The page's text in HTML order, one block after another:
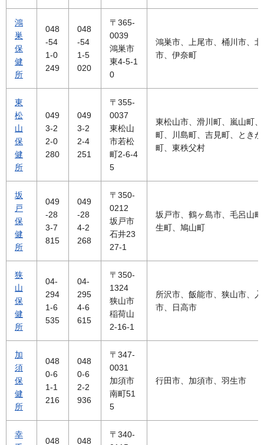
鴻
巣
保
健
所
048
-54
1-0
249
048
-54
1-5
020
〒365-
0039
鴻巣市
東4-5-1
0
鴻巣市、上尾市、桶川市、
市、伊奈町
東
松
山
保
健
所
049
3-2
2-0
280
049
3-2
2-4
251
〒355-
0037
東松山
市若松
町2-6-4
5
東松山市、滑川町、嵐山町
町、川島町、吉見町、とき
町、東秩父村
坂
戸
保
健
所
049
-28
3-7
815
049
-28
4-2
268
〒350-
0212
坂戸市
石井23
27-1
坂戸市、鶴ヶ島市、毛呂山
生町、鳩山町
狭
山
保
健
所
04-
294
1-6
535
04-
295
4-6
615
〒350-
1324
狭山市
稲荷山
2-16-1
所沢市、飯能市、狭山市、
市、日高市
加
須
保
健
所
048
0-6
1-1
216
048
0-6
2-2
936
〒347-
0031
加須市
南町51
5
行田市、加須市、羽生市
幸
048 048
〒340-